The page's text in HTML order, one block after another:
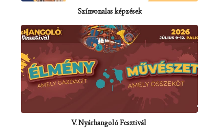
Színvonalas képzések
V. Nyárhangoló Fesztivál